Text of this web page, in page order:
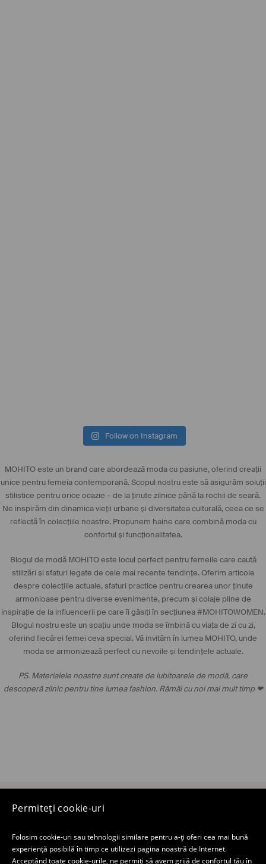
Permiteți cookie-uri
Folosim cookie-uri sau tehnologii similare pentru a-ți oferi cea mai bună
experiență posibilă în timp ce utilizezi pagina noastră de Internet.
Acceptând toate cookie-urile, ne permiți să avem grijă de confortul tău în
Follow on Instagram
MOHITO este un brand care abordează moda cu pasiune, oferind creații
unice pentru femeia contemporană. Scopul nostru este să asigurăm soluții
stilistice pentru orice ocazie – de la ținute zilnice până la rochii de seară.
Ne inspirăm din dinamica vieții urbane și diversitatea culturală, ceea ce se
reflectă în colecțiile noastre. Propunem haine care combină moda cu
confortul și funcționalitatea.
Blogul de modă MOHITO este locul perfect pentru femeile care caută
stilizări și sfaturi legate de cele mai recente tendințe. Oferim articole
despre colecțiile actuale, sfaturi practice pentru crearea unor ținute
armonioase pentru diverse evenimente, precum și colaje pline de
inspirație de la influencerii pe care îi găsiți în secțiunea#MOHITOWOMEN.
Blogul nostru este un spațiu unde moda se îmbină cu viața de zi cu zi,
oferind fiecărei femei ceva special. Vă invităm în lumea MOHITO, unde
moda se armonizează perfect cu nevoile și tendințele actuale.
PS. Materialele noastre sunt create de iubitoarele de modă, care
descoperă zilnic pentru tine lumea fashion. Rămâi cu noi mai mult timp ❤
Magazin electronic